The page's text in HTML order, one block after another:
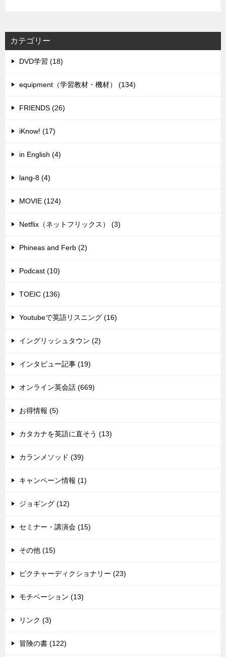
カテゴリー
DVD学習 (18)
equipment（学習教材・機材） (134)
FRIENDS (26)
iKnow! (17)
in English (4)
lang-8 (4)
MOVIE (124)
Netflix（ネットフリックス） (3)
Phineas and Ferb (2)
Podcast (10)
TOEIC (136)
Youtubeで英語リスニング (16)
イングリッシュタウン (2)
インタビュー記事 (19)
オンライン英会話 (669)
お得情報 (5)
カタカナを英語に直そう (13)
カランメソッド (39)
キャンペーン情報 (1)
ジョギング (12)
セミナー・講演会 (15)
その他 (15)
ピクチャーディクショナリー (23)
モチベーション (13)
リンク (3)
冒険の書 (122)